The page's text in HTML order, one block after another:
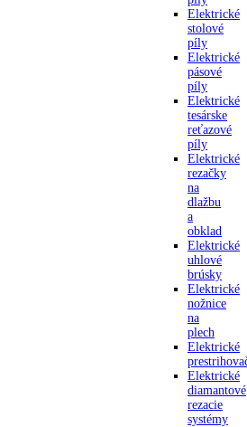
Elektrické
stolové
píly
Elektrické
pásové
píly
Elektrické
tesárske
reťazové
píly
Elektrické
rezačky
na
dlažbu
a
obklad
Elektrické
uhlové
brúsky
Elektrické
nožnice
na
plech
Elektrické
Elektrické
diamantové
rezacie
systémy